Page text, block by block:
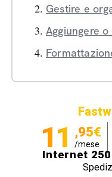
Gestire e
Aggiungere
11 ,95€
/mese
Internet 250
Minuti